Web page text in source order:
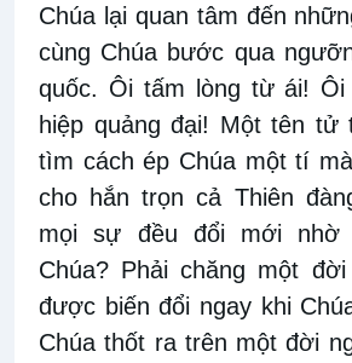
Chúa lại quan tâm đến
cùng Chúa bước qua
quốc. Ôi tấm lòng từ ái! Ôi
hiệp quảng đại! Một tên tử
tìm cách ép Chúa một tí
cho hắn trọn cả Thiên
mọi sự đều đổi mới nhờ
Chúa? Phải chăng một
được biến đổi ngay khi
Chúa thốt ra trên một đời